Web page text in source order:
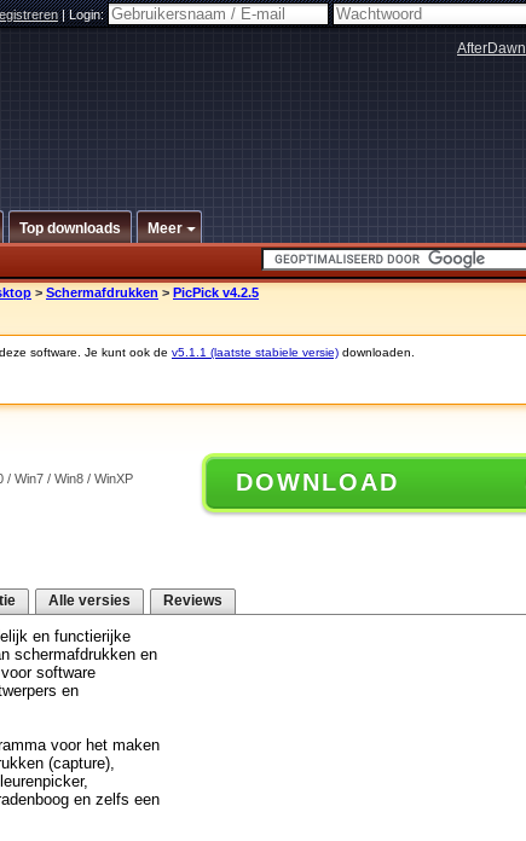
|Login:
AfterDawn
Top downloads Meer
> Schermafdrukken > PicPick v4.2.5
software. Je kunt ook de v5.1.1 (laatste stabiele versie) downloaden.
/ Win7 / Win8 / WinXP
DOWNLOAD
Alle versies Reviews
en functierijke
schermafdrukken en
software
en
voor het maken
(capture),
en zelfs een